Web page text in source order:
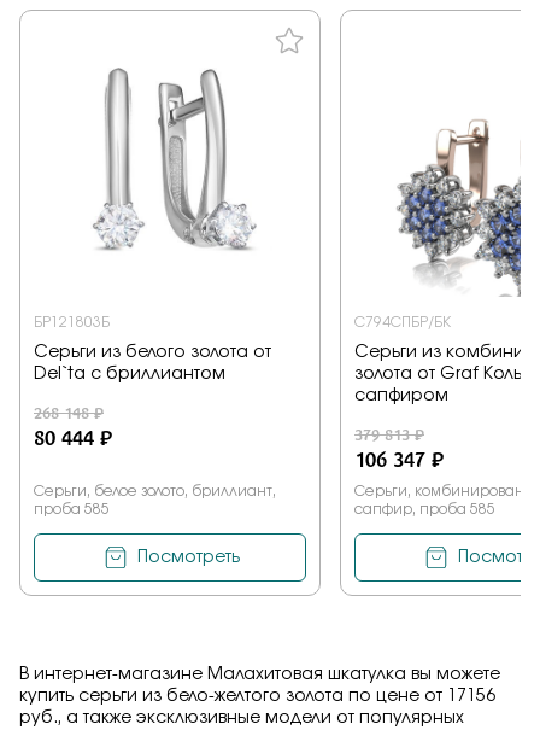
БР121803Б
Серьги из белого золота от
Del`ta с бриллиантом
268 148 ₽
80 444 ₽
Серьги, белое золото, бриллиант,
проба 585
Посмотреть
С794СПБР/БК
Серьги из
золота от Graf
сапфиром
379 813 ₽
106 347 ₽
Серьги,
сапфир, проба 585
В интернет-магазине Малахитовая шкатулка вы можете
купить серьги из бело-желтого золота по цене от 17156
руб., а также эксклюзивные модели от популярных